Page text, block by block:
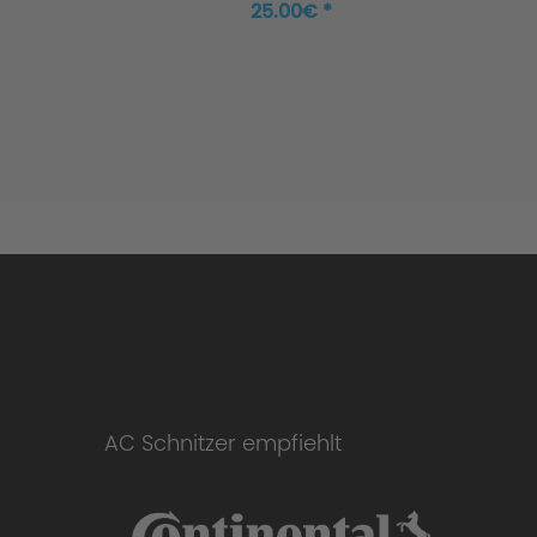
25.00€ *
AC Schnitzer empfiehlt